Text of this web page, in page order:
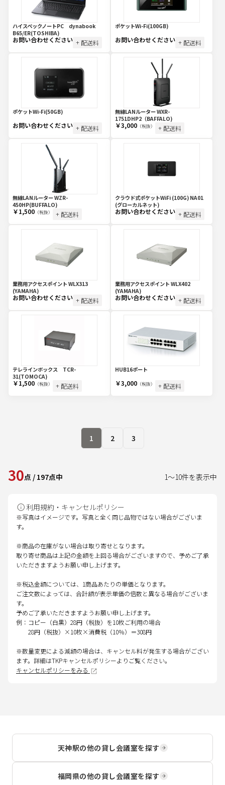
ハイスペックノートPC dynabook
B65/ER(TOSHIBA)
お問い合わせください + 配送料
ポケットWi-Fi(100GB)
お問い合わせください + 配送料
ポケットWi-Fi(50GB)
お問い合わせください + 配送料
無線LANルーター WXR-
1751DHP2（BAFFALO)
￥3,000（税抜） + 配送料
無線LANルーター WZR-
450HP(BUFFALO)
￥1,500（税抜） + 配送料
クラウド式ポケットWiFi (100G) NA01
(グローカルネット)
お問い合わせください + 配送料
業務用アクセスポイント WLX313
(YAMAHA)
お問い合わせください + 配送料
業務用アクセスポイント WLX402
(YAMAHA)
お問い合わせください + 配送料
テレラインボックス TCR-
31(TOMOCA)
￥1,500（税抜） + 配送料
HUB16ポート
￥3,000（税抜） + 配送料
1 2 3
30点 / 197点中 1～10件を表示中
利用規約・キャンセルポリシー
※写真はイメージです。写真と全く同じ品物ではない場合がございま
す。
※商品の在庫がない場合は取り寄せとなります。
取り寄せ商品は上記の金額を上回る場合がございますので、予めご了承
いただきますようお願い申し上げます。
※税込金額については、1商品あたりの単価となります。
ご注文数によっては、合計額が表示単価の倍数と異なる場合がございま
す。
予めご了承いただきますようお願い申し上げます。
例：コピー（白黒）28円（税抜）を10枚ご利用の場合
28円（税抜）×10枚×消費税（10％）＝308円
※数量変更による減額の場合は、キャンセル料が発生する場合がござい
ます。詳細はTKPキャンセルポリシーよりご覧ください。
キャンセルポリシーをみる
天神駅の他の貸し会議室を探す
福岡県の他の貸し会議室を探す